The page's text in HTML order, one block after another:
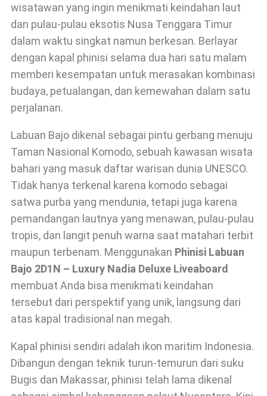
wisatawan yang ingin menikmati keindahan laut
dan pulau-pulau eksotis Nusa Tenggara Timur
dalam waktu singkat namun berkesan. Berlayar
dengan kapal phinisi selama dua hari satu malam
memberi kesempatan untuk merasakan kombinasi
budaya, petualangan, dan kemewahan dalam satu
perjalanan.
Labuan Bajo dikenal sebagai pintu gerbang menuju
Taman Nasional Komodo, sebuah kawasan wisata
bahari yang masuk daftar warisan dunia UNESCO.
Tidak hanya terkenal karena komodo sebagai
satwa purba yang mendunia, tetapi juga karena
pemandangan lautnya yang menawan, pulau-pulau
tropis, dan langit penuh warna saat matahari terbit
maupun terbenam. Menggunakan Phinisi Labuan
Bajo 2D1N – Luxury Nadia Deluxe Liveaboard
membuat Anda bisa menikmati keindahan
tersebut dari perspektif yang unik, langsung dari
atas kapal tradisional nan megah.
Kapal phinisi sendiri adalah ikon maritim Indonesia.
Dibangun dengan teknik turun-temurun dari suku
Bugis dan Makassar, phinisi telah lama dikenal